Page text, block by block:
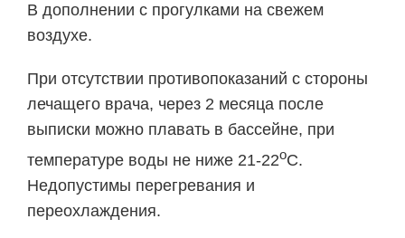
В дополнении с прогулками на свежем
воздухе.
При отсутствии противопоказаний с стороны
лечащего врача, через 2 месяца после
выписки можно плавать в бассейне, при
температуре воды не ниже 21-22oС.
Недопустимы перегревания и
переохлаждения.